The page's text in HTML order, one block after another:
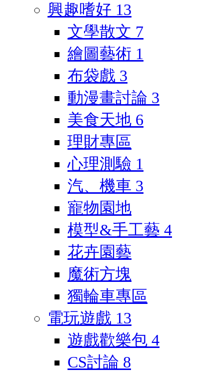
興趣嗜好 13
文學散文 7
繪圖藝術 1
布袋戲 3
動漫畫討論 3
美食天地 6
理財專區
心理測驗 1
汽、機車 3
寵物園地
模型&手工藝 4
花卉園藝
魔術方塊
獨輪車專區
電玩遊戲 13
遊戲歡樂包 4
CS討論 8